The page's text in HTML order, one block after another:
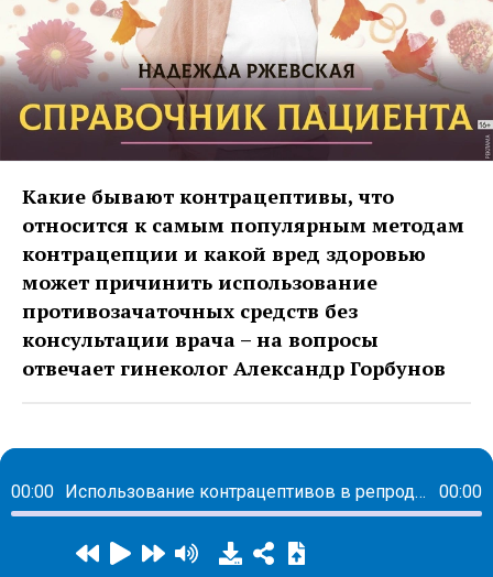
Какие бывают контрацептивы, что
относится к самым популярным методам
контрацепции и какой вред здоровью
может причинить использование
противозачаточных средств без
консультации врача – на вопросы
отвечает гинеколог Александр Горбунов
00:00 Использование контрацептивов в репродуктивном возрасте 00:00